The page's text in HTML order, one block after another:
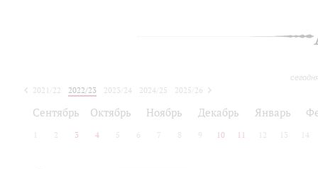
2021/22 2022/23 2023/24 2024/25
2025/26
Сентябрь Октябрь Ноябрь Декабрь Январь
2 3 4 5 6 7 8 9 10 11 12 13 14